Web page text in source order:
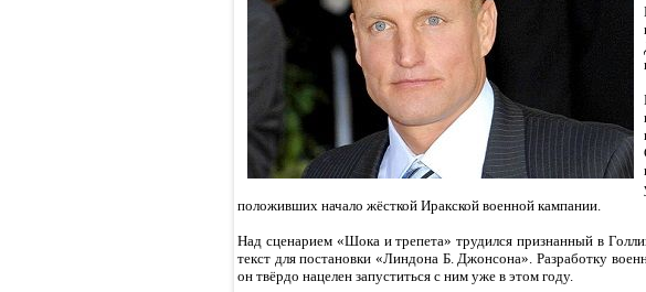
положивших начало жёсткой Иракской военной кампании.
Над сценарием «Шока и трепета» трудился признанный в
текст для постановки «Линдона Б. Джонсона». Разработку
он твёрдо нацелен запуститься с ним уже в этом году.